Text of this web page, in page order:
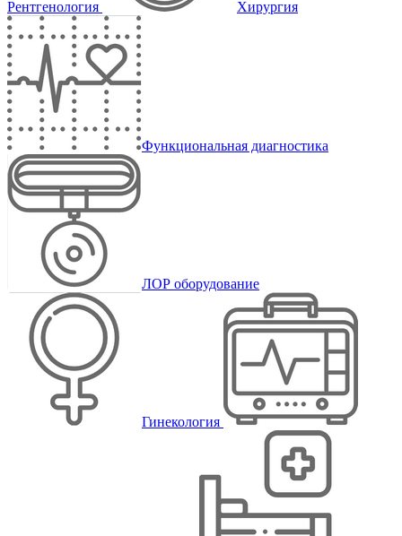
Рентгенология Хирургия
Функциональная диагностика
ЛОР оборудование
Гинекология